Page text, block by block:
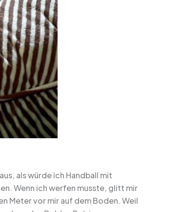
als würde ich Handball mit
Wenn ich werfen musste, glitt mir
Meter vor mir auf dem Boden. Weil